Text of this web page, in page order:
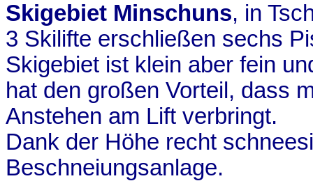
Skigebiet Minschuns, in
3 Skilifte erschließen sechs
Skigebiet ist klein aber fein
hat den großen Vorteil, dass
Anstehen am Lift verbringt.
Dank der Höhe recht
Beschneiungsanlage.